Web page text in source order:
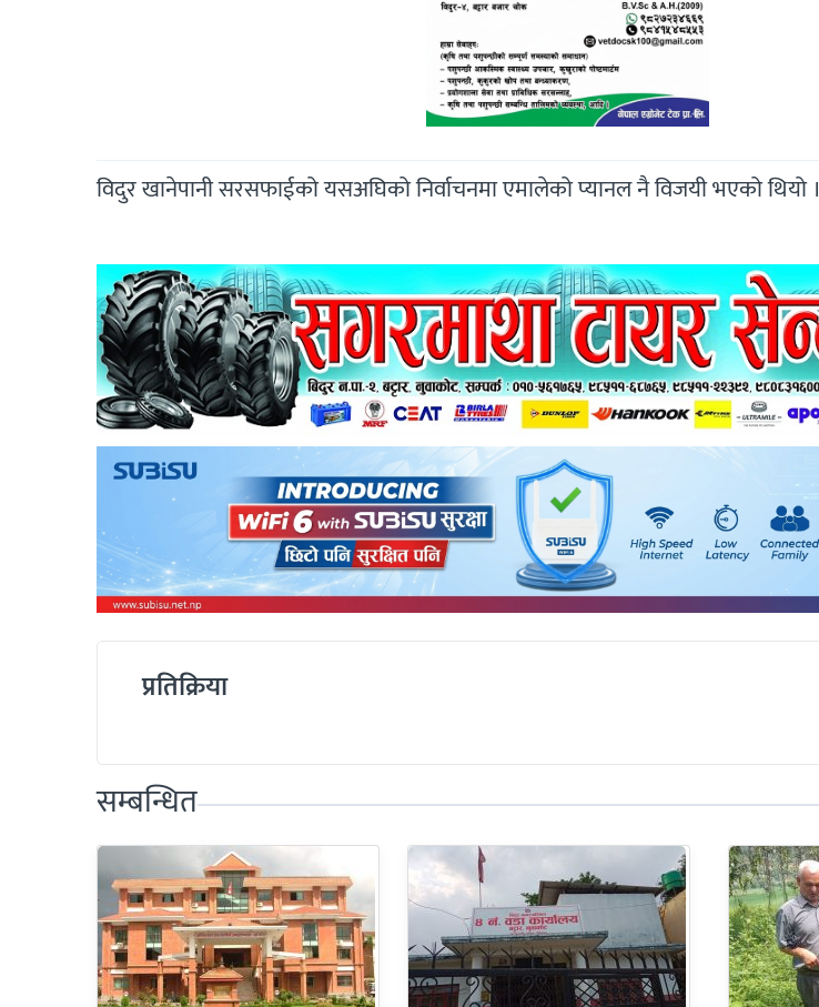
विदुर खानेपानी सरसफाईको यसअघिको निर्वाचनमा एमालेको प्यानल नै विजयी भएको थियो ।
प्रतिक्रिया
सम्बन्धित